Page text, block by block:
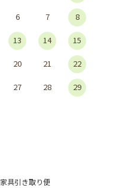
6 7 8
13 14 15
20 21 22
27 28 29
家具引き取り便